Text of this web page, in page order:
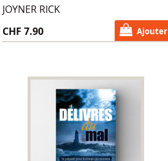
JOYNER RICK
CHF 7.90
Ajouter